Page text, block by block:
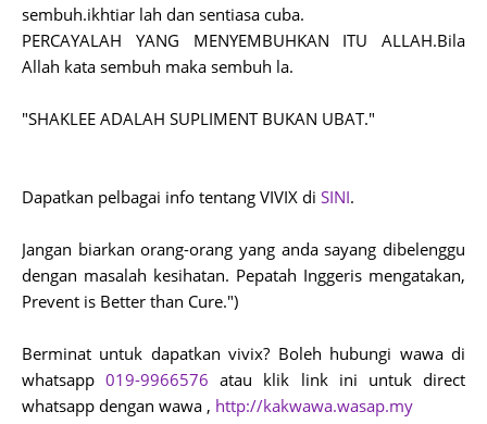
sembuh.ikhtiar lah dan sentiasa cuba.
PERCAYALAH YANG MENYEMBUHKAN ITU ALLAH.Bila
Allah kata sembuh maka sembuh la.
"SHAKLEE ADALAH SUPLIMENT BUKAN UBAT."
Dapatkan pelbagai info tentang VIVIX di SINI.
Jangan biarkan orang-orang yang anda sayang dibelenggu
dengan masalah kesihatan. Pepatah Inggeris mengatakan,
Prevent is Better than Cure.")
Berminat untuk dapatkan vivix? Boleh hubungi wawa di
whatsapp019-9966576 atau klik link ini untuk direct
whatsapp dengan wawa , http://kakwawa.wasap.my